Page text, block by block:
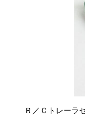
Ｒ／Ｃトレーラ